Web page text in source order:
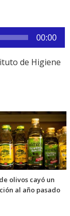
00:00
de Higiene
olivos cayó un
al año pasado